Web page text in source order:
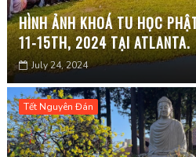
HÌNH ẢNH KHOÁ TU HỌC
11-15TH, 2024 TẠI ATLANTA.
July 24, 2024
Tết Nguyên Đán